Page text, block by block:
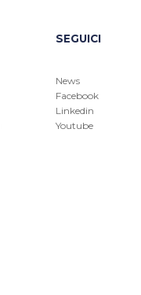
SEGUICI
News
Facebook
Linkedin
Youtube